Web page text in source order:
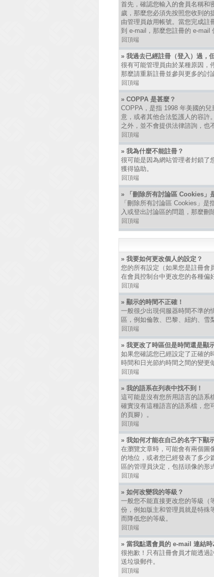
首先，確認您輸入的會員名稱和
歲，那麼您必須先按照您收到的
由管理員啟用帳號。當您完成註
到 e-mail，那麼您註冊的 e-mail
回頂端
» 我過去已經註冊（登入）過，
很有可能管理員由於某種原因，
那麼請重新註冊並參與更多的討
回頂端
» COPPA 是甚麼？
COPPA，是指 1998 年美國的
意，或者其他合法監護人的容許
之外，並不會提供法律諮詢，也
回頂端
» 我為什麼不能註冊？
很可能是因為網站管理者封鎖了
獲得協助。
回頂端
» 「刪除所有討論區 Cookies」
「刪除所有討論區 Cookies」
入或登出討論區的問題，那麼刪
回頂端
» 我要如何更改個人的設定？
您的所有設定（如果您是註冊會
在會員控制台中更改您的各種偏
回頂端
» 顯示的時間不正確！
一般很少出現伺服器時間不準的
區，例如倫敦、巴黎、紐約、雪
回頂端
» 我更改了時區但是時間還是顯
如果您確認您已經設定了正確的
時間和日光節約時間之間的變更
回頂端
» 我的語系在列表中找不到！
這可能是沒有您所用語言的語系
確實沒有這種語言的語系檔，您
的頁腳）。
回頂端
» 我如何才能在自己的名字下顯
在瀏覽文章時，可能會有兩個圖
的地位，或者您已經發表了多少
區的管理員決定，包括頭像的形
回頂端
» 如何改變我的等級？
一般您不能直接更改您的等級（
份，例如版主和管理員就是特殊
而降低您的等級。
回頂端
» 當我點選會員的 e-mail 連結時
很抱歉！只有註冊會員才能透過
送垃圾郵件。
回頂端